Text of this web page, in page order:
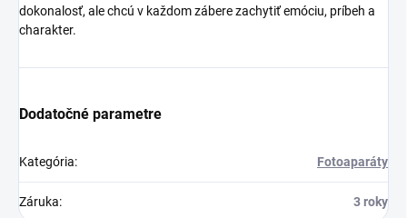
dokonalosť, ale chcú v každom zábere zachytiť emóciu, príbeh a
charakter.
Dodatočné parametre
Kategória: Fotoaparáty
Záruka: 3 roky